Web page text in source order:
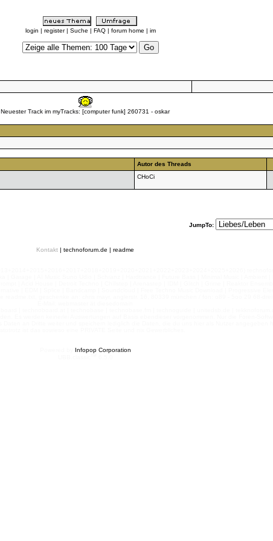
login | register | Suche | FAQ | forum home | im
Neuester Track im myTracks: [computer funk] 260731 - oskar
Autor des Threads
CHoCi
JumpTo:
Kontakt | technoforum.de | readme
Infopop Corporation